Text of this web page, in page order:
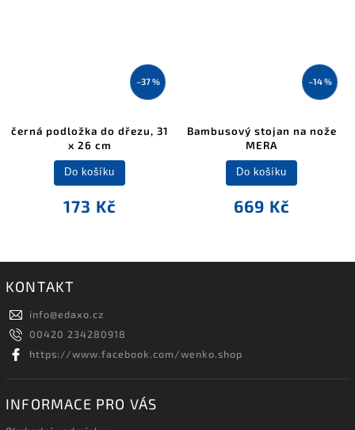
–37 %
černá podložka do dřezu, 31
x 26 cm
173 Kč
Do košíku
–14 %
Bambusový stojan na nože
MERA
669 Kč
Do košíku
KONTAKT
info@edaxo.cz
00420 234280918
https://www.facebook.com/wenko.shop
INFORMACE PRO VÁS